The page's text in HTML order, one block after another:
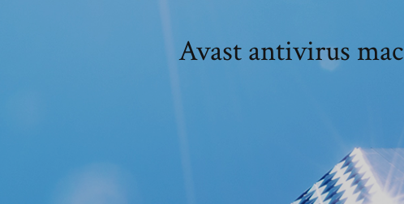
Avast antivirus mac